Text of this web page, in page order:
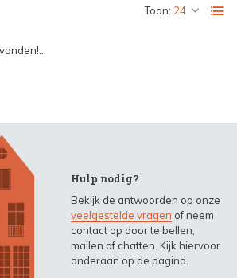
Toon:
Hulp nodig?
Bekijk de antwoorden op onze
veelgestelde vragen of neem
contact op door te bellen,
mailen of chatten. Kijk hiervoor
onderaan op de pagina.